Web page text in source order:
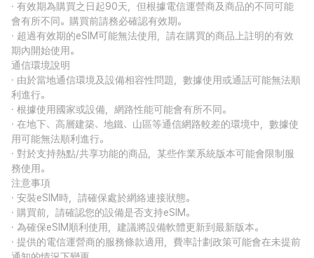
· 有效期為購買之日起90天，但根據電信運營商及商品的不同可能
會有所不同。購買前請務必確認有效期。
· 超過有效期的eSIM可能無法使用，請在購買的商品上註明的有效
期內開始使用。
通信環境說明
· 由於當地通信環境及設備相容性問題，數據使用或通話可能無法順
利進行。
· 根據使用國家或設備，網路性能可能會有所不同。
· 在地下、高層建築、地鐵、山區等通信網路較差的環境中，數據使
用可能無法順利進行。
· 對於支持熱點/共享功能的商品，某些作業系統版本可能會限制服
務使用。
注意事項
· 安裝eSIM時，請確保處於網絡連接狀態。
· 購買前，請確認您的設備是否支持eSIM。
· 為確保eSIM順利使用，建議將設備軟體更新到最新版本。
· 提供的電信運營商的服務條款適用，費率計劃政策可能會在未提前